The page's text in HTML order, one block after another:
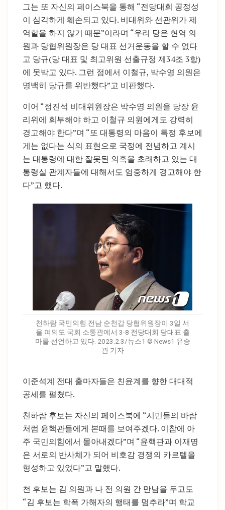
그는 또 자신의 페이스북을 통해 “전당대회 공정성
이 심각하게 훼손되고 있다. 비대위와 선관위가 제
역할을 하지 않기 때문”이라며 “우리 당은 현역 의
원과 당협위원장은 당 대표 선거운동을 할 수 없다
고 당규(당 대표 및 최고위원 선출규정 제34조 3항)
에 못박고 있다. 그런 점에서 이철규, 박수영 의원은
명백히 당규를 위반했다”고 비판했다.
이어 “정진석 비대위원장은 박수영 의원을 당장 윤
리위에 회부해야 하고 이철규 의원에게도 강력히
경고해야 한다”며 “또 대통령의 마음이 특정 후보에
게는 없다는 식의 표현으로 국정에 전념하고 계시
는 대통령에 대한 잘못된 의혹을 초래하고 있는 대
통령실 관계자들에 대해서도 엄중하게 경고해야 한
다”고 했다.
천하람 국민의힘 전남 순천갑 당협위원장이 3일 서
울 여의도 국회 소통관에서 3·8 전당대회 당대표 출
마를 선언하고 있다. 2023.2.3/뉴스1 © News1 유승
관 기자
이준석계 전대 출마자들은 친윤계를 향한 대대적
공세를 펼쳤다.
천하람 후보는 자신의 페이스북에 “시민들의 바람
처럼 윤핵관들에게 본때를 보여주겠다. 이참에 아
주 국민의힘에서 몰아내겠다”며 “윤핵관과 이재명
은 서로의 반사체가 되어 비호감 경쟁의 카르텔을
형성하고 있었다”고 말했다.
천 후보는 김 의원과 나 전 의원 간 만남을 두고도
“김 후보는 학폭 가해자의 행태를 멈추라”며 학교